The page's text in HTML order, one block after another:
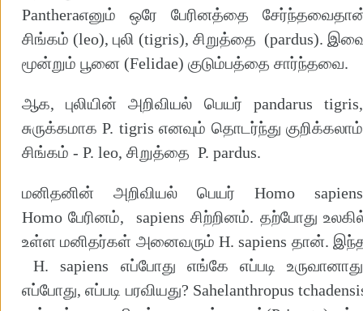
Pantheraஎனும் ஒரே பேரினத்தை
சிங்கம் (leo), புலி (tigris), சிறுத்தை (pardus).
மூன்றும் பூனை (Felidae) குடும்பத்தை சார்ந்தவை.
ஆக, புலியின் அறிவியல் பெயர் pandarus
சுருக்கமாக P. tigris எனவும் தொடர்ந்து
சிங்கம் - P. leo, சிறுத்தை P. pardus.
மனிதனின் அறிவியல் பெயர் Homo
Homo பேரினம், sapiens சிற்றினம். தற்போது
உள்ள மனிதர்கள் அனைவரும் H. sapiens தான்.
H. sapiens எப்போது எங்கே எப்படி
எப்போது, எப்படி பரவியது? Sahelanthropus